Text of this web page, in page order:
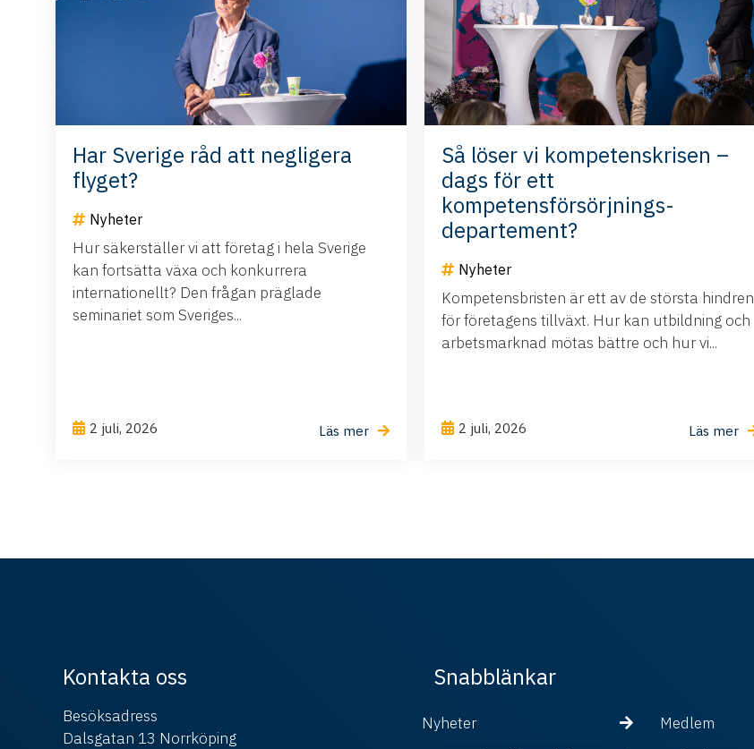
Har Sverige råd att negligera
flyget?
Nyheter
Hur säkerställer vi att företag i hela Sverige
kan fortsätta växa och konkurrera
internationellt? Den frågan präglade
seminariet som Sveriges...
2 juli, 2026 Läs mer
Så löser vi kompetenskrisen –
dags för ett
kompetensförsörjnings-
departement?
Nyheter
Kompetensbristen är ett av de största hindren
för företagens tillväxt. Hur kan utbildning och
arbetsmarknad mötas bättre och hur vi...
2 juli, 2026 Läs mer
Kontakta oss
Besöksadress
Dalsgatan 13 Norrköping
Snabblänkar
Nyheter Medlem